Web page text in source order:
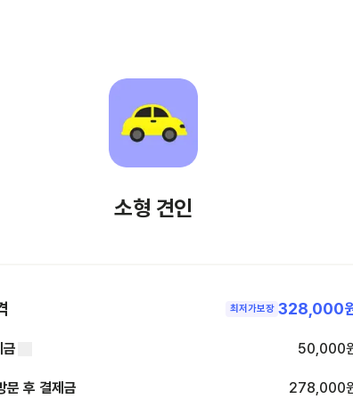
소형 견인
최저가보장 328,000
금 50,000
문 후 결제금 278,000